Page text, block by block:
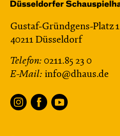
Gustaf-Gründgens-Platz 1
40211 Düsseldorf
Telefon: 0211.85 23 0
E-Mail: info@dhaus.de